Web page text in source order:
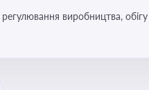
виробництва, обігу